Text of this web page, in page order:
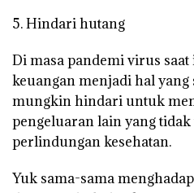
5. Hindari hutang
Di masa pandemi virus
keuangan menjadi hal yang
mungkin hindari untuk
pengeluaran lain yang
perlindungan kesehatan.
Yuk sama-sama